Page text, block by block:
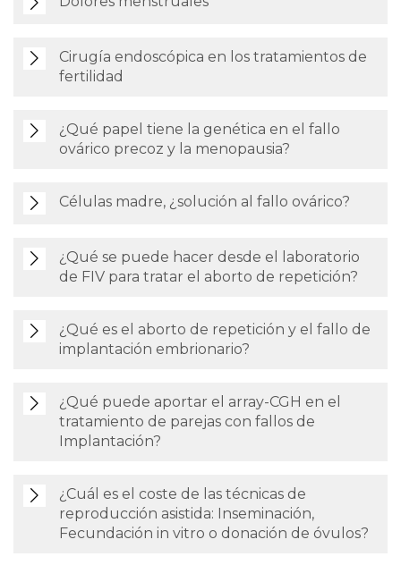
Cirugía endoscópica en los tratamientos de
fertilidad
¿Qué papel tiene la genética en el fallo
ovárico precoz y la menopausia?
Células madre, ¿solución al fallo ovárico?
¿Qué se puede hacer desde el laboratorio
de FIV para tratar el aborto de repetición?
¿Qué es el aborto de repetición y el fallo de
implantación embrionario?
¿Qué puede aportar el array-CGH en el
tratamiento de parejas con fallos de
Implantación?
¿Cuál es el coste de las técnicas de
reproducción asistida: Inseminación,
Fecundación in vitro o donación de óvulos?